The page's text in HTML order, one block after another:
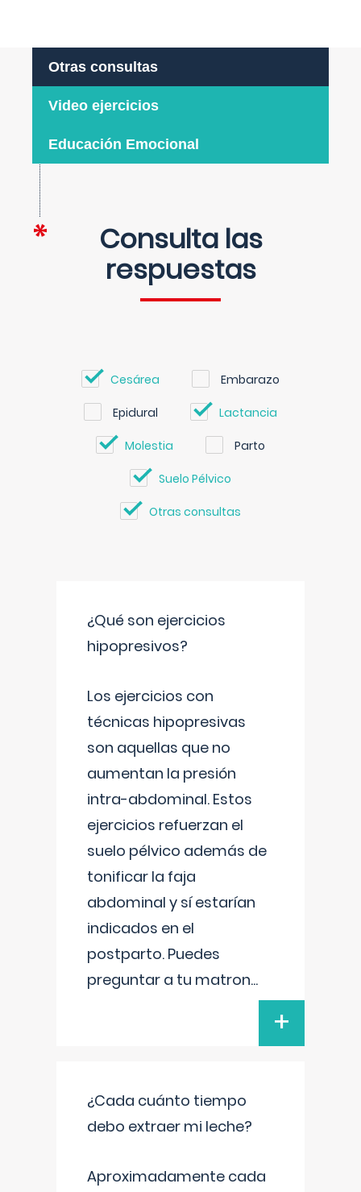
Otras consultas
Video ejercicios
Educación Emocional
Consulta las
respuestas
Cesárea Embarazo
Epidural Lactancia
Molestia Parto
Suelo Pélvico
Otras consultas
¿Qué son ejercicios
hipopresivos?
Los ejercicios con
técnicas hipopresivas
son aquellas que no
aumentan la presión
intra-abdominal. Estos
ejercicios refuerzan el
suelo pélvico además de
tonificar la faja
abdominal y sí estarían
indicados en el
postparto. Puedes
preguntar a tu matron...
+
¿Cada cuánto tiempo
debo extraer mi leche?
Aproximadamente cada